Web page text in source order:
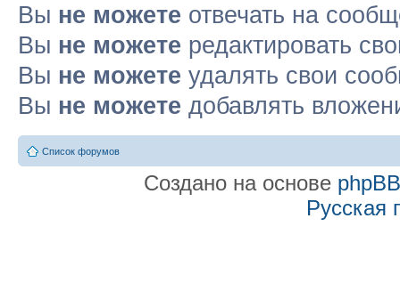
Вы не можете отвечать на
Вы не можете редактировать
Вы не можете удалять свои
Вы не можете добавлять
Список форумов
Создано на основе phpBB
Русская